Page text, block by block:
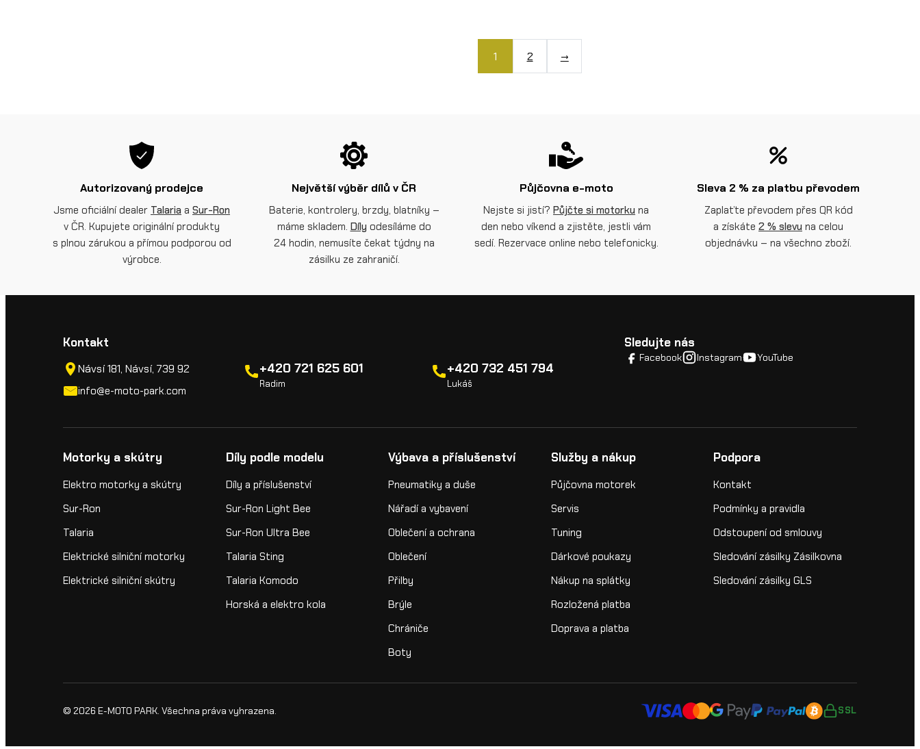
1 2 →
Autorizovaný prodejce
Jsme oficiální dealer Talaria a Sur-Ron
v ČR. Kupujete originální produkty
s plnou zárukou a přímou podporou od
výrobce.
Největší výběr dílů v ČR
Baterie, kontrolery, brzdy, blatníky –
máme skladem. Díly odesíláme do
24 hodin, nemusíte čekat týdny na
zásilku ze zahraničí.
Půjčovna e-moto
Nejste si jistí? Půjčte si motorku na
den nebo víkend a zjistěte, jestli vám
sedí. Rezervace online nebo telefonicky.
Sleva 2 % za platbu převodem
Zaplaťte převodem přes QR kód
a získáte 2 % slevu na celou
objednávku – na všechno zboží.
Kontakt
Návsí 181, Návsí, 739 92
info@e-moto-park.com
+420 721 625 601
Radim
+420 732 451 794
Lukáš
Sledujte nás
Facebook Instagram YouTube
Motorky a skútry
Elektro motorky a skútry
Sur-Ron
Talaria
Elektrické silniční motorky
Elektrické silniční skútry
Díly podle modelu
Díly a příslušenství
Sur-Ron Light Bee
Sur-Ron Ultra Bee
Talaria Sting
Talaria Komodo
Horská a elektro kola
Výbava a příslušenství
Pneumatiky a duše
Nářadí a vybavení
Oblečení a ochrana
Oblečení
Přilby
Brýle
Chrániče
Boty
Služby a nákup
Půjčovna motorek
Servis
Tuning
Dárkové poukazy
Nákup na splátky
Rozložená platba
Doprava a platba
Podpora
Kontakt
Podmínky a pravidla
Odstoupení od smlouvy
Sledování zásilky Zásilkovna
Sledování zásilky GLS
© 2026 E-MOTO PARK. Všechna práva vyhrazena. SSL